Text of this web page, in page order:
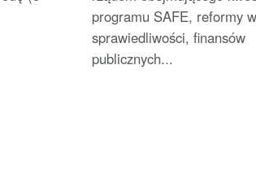
programu SAFE, reformy
sprawiedliwości, finansów
publicznych...